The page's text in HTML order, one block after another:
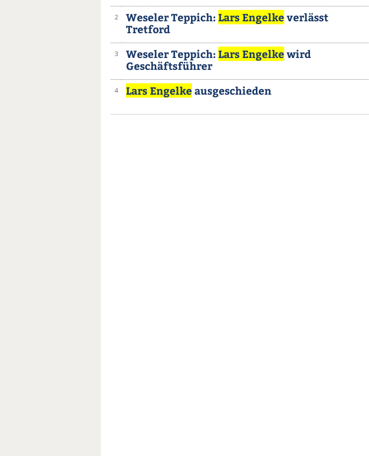
2 Weseler Teppich: Lars Engelkeverlässt
Tretford
3 Weseler Teppich: Lars Engelkewird
Geschäftsführer
4 Lars Engelkeausgeschieden